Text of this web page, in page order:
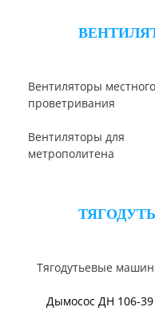
Вентилятор ВО06-300
Вентилятор ВО-46-130